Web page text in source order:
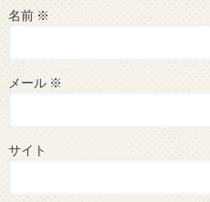
名前 ※
メール ※
サイト